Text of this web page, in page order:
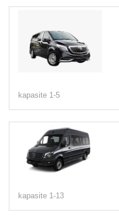
kapasite 1-5
kapasite 1-13